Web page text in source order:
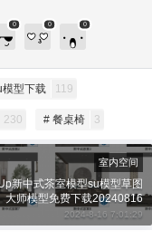
0 0 0
模型下载 119
230 # 餐桌椅 3
小编打赏
自定义
室内空间
新中式茶室模型su模型草图
大师模型免费下载20240816
2024-8-16 7:01:29
6位以上